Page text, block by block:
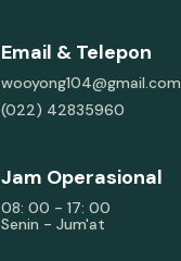
Email & Telepon
wooyong104@gmail.com
(022) 42835960
Jam Operasional
08: 00 - 17: 00
Senin - Jum'at